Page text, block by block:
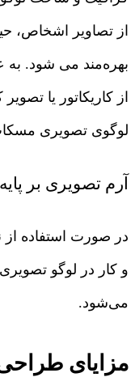
از تصاویر اشخاص،
بهره‌مند می شود. به
از کاریکاتور یا
لوگوی تصویری
آرم تصویری بر
در صورت استفاده
و کار در لوگو
می‌شود.
مزایای